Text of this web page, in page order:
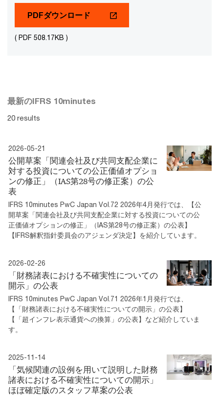
PDFダウンロード
( PDF 508.17KB )
最新のIFRS 10minutes
20 results
2026-05-21
公開草案「関連会社及び共同支配企業に
対する投資についての公正価値オプショ
ンの修正」（IAS第28号の修正案）の公
表
IFRS 10minutes PwC Japan Vol.72 2026年4月発行では、【公
開草案「関連会社及び共同支配企業に対する投資についての公
正価値オプションの修正」（IAS第28号の修正案）の公表】
【IFRS解釈指針委員会のアジェンダ決定】を紹介しています。
2026-02-26
「財務諸表における不確実性についての
開示」の公表
IFRS 10minutes PwC Japan Vol.71 2026年1月発行では、
【「財務諸表における不確実性についての開示」の公表】
【「超インフレ表示通貨への換算」の公表】など紹介していま
す。
2025-11-14
「気候関連の設例を用いて説明した財務
諸表における不確実性についての開示」
ほぼ確定版のスタッフ草案の公表